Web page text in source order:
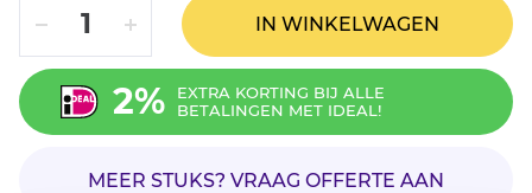
VERLAAG VERHOOG IN WINKELWAGEN
2%
EXTRA KORTING BIJ ALLE
BETALINGEN MET IDEAL!
MEER STUKS? VRAAG OFFERTE AAN